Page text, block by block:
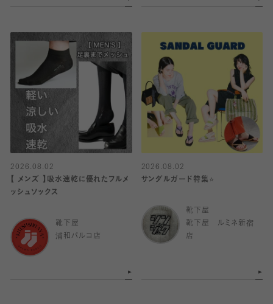
2026.08.02
【 メンズ 】吸水速乾に優れたフルメ
ッシュソックス
靴下屋
浦和パルコ店
2026.08.02
サンダルガード特集⭐️
靴下屋
靴下屋 ルミネ新宿
店